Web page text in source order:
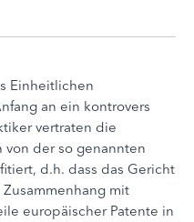
Einheitlichen
an ein kontrovers
vertraten die
von der so genannten
d.h. dass das Gericht
mit
europäischer Patente in